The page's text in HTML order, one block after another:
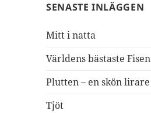
SENASTE INLÄGGEN
Mitt i natta
Världens bästaste Fisen
Plutten – en skön lirare
Tjöt